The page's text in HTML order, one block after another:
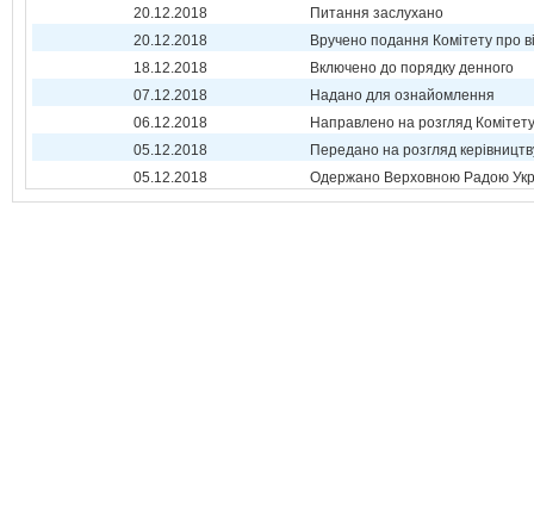
20.12.2018
Питання заслухано
20.12.2018
Вручено подання Комітету про
18.12.2018
Включено до порядку денного
07.12.2018
Надано для ознайомлення
06.12.2018
Направлено на розгляд Комітету
05.12.2018
Передано на розгляд
05.12.2018
Одержано Верховною Радою